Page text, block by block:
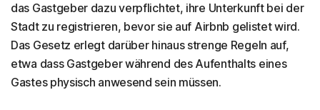
das Gastgeber dazu verpflichtet, ihre Unterkunft bei der
Stadt zu registrieren, bevor sie auf Airbnb gelistet wird.
Das Gesetz erlegt darüber hinaus strenge Regeln auf,
etwa dass Gastgeber während des Aufenthalts eines
Gastes physisch anwesend sein müssen.